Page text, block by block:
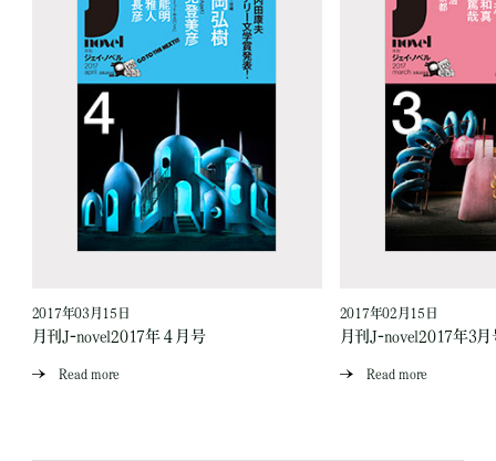
2017年03月15日
月刊J-novel2017年４月号
Read more
2017年02月15日
月刊J-novel2017年3月
Read more